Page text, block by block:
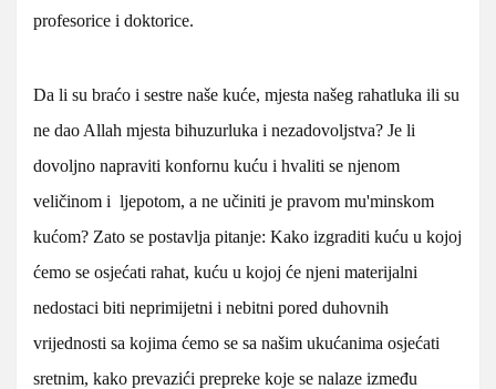
profesorice i doktorice.
Da li su braćo i sestre naše kuće, mjesta našeg rahatluka ili su
ne dao Allah mjesta bihuzurluka i nezadovoljstva? Je li
dovoljno napraviti konfornu kuću i hvaliti se njenom
veličinom i ljepotom, a ne učiniti je pravom mu'minskom
kućom? Zato se postavlja pitanje: Kako izgraditi kuću u kojoj
ćemo se osjećati rahat, kuću u kojoj će njeni materijalni
nedostaci biti neprimijetni i nebitni pored duhovnih
vrijednosti sa kojima ćemo se sa našim ukućanima osjećati
sretnim, kako prevazići prepreke koje se nalaze između